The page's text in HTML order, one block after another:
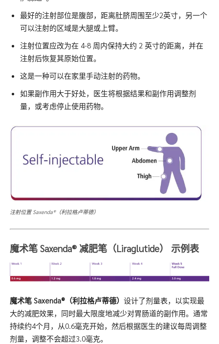
最好的注射部位是腹部，距离肚脐周围至少2英寸，另一个
可以注射的区域是大腿或上臂。
注射位置应改为在 4-8 周内保持大约 2 英寸的距离，并在
注射后恢复其原始位置。
这是一种可以在家里手动注射的药物。
如果副作用大于好处，医生将根据结果和副作用调整剂
量，或考虑停止使用药物。
注射位置 Saxenda®（利拉格卢蒂德）
魔术笔 Saxenda® 减肥笔（Liraglutide） 示例表
魔术笔 Saxenda®（利拉格卢蒂德） 设计了剂量表，以实现最
大的减肥效果，同时最大限度地减少对胃肠道的副作用。通常
持续约4个月，从0.6毫克开始，然后根据医生的建议每周调整
剂量，调整不会超过3.0毫克。